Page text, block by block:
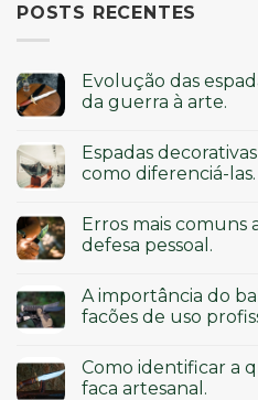
POSTS RECENTES
Evolução das
da guerra à arte.
Espadas
como diferenciá-las.
Erros mais comuns
defesa pessoal.
A importância do
facões de uso
Como identificar a
faca artesanal.